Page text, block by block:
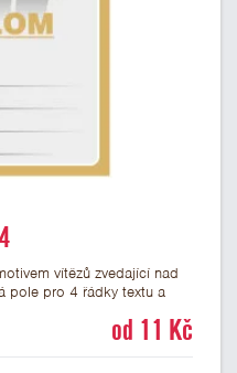
vítězů zvedající nad
pole pro 4 řádky textu a
diplom je vhodný prood 11 Kč